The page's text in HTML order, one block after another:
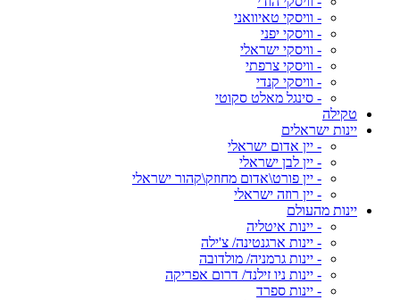
- וויסקי טאיוואני
- וויסקי יפני
- וויסקי ישראלי
- וויסקי צרפתי
- וויסקי קנדי
- סינגל מאלט סקוטי
טקילה
יינות ישראלים
- יין אדום ישראלי
- יין לבן ישראלי
- יין פורט\אדום מחוזק\קהור ישראלי
- יין רוזה ישראלי
יינות מהעולם
- יינות איטליה
- יינות ארגנטינה/ צ'ילה
- יינות גרמניה/ מולדובה
- יינות ניו זילנד/ דרום אפריקה
- יינות ספרד